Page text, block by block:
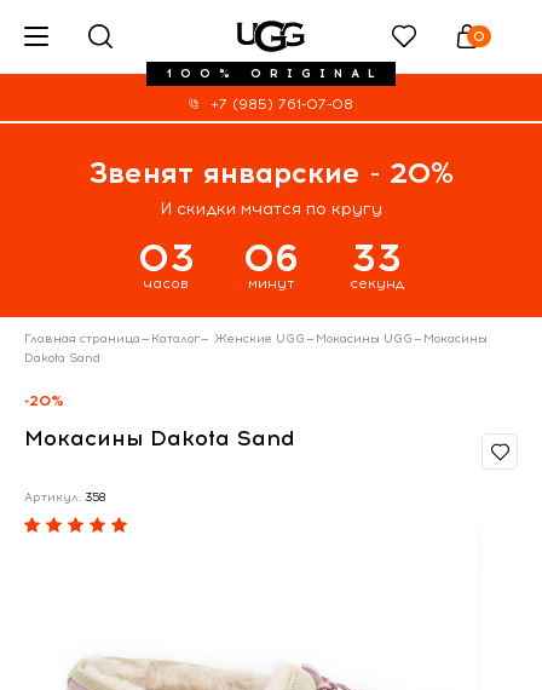
100% ORIGINAL
0
+7 (985) 761-07-08
Звенят январские - 20%
И скидки мчатся по кругу
03
часов
06
минут
33
секунд
Главная страница— Каталог— Женские UGG— Мокасины UGG— Мокасины
Dakota Sand
-20%
Мокасины Dakota Sand
Артикул: 358